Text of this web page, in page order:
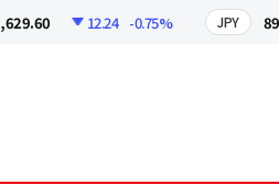
12.24 -0.75% JPY